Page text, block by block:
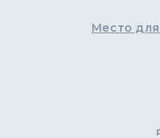
Место